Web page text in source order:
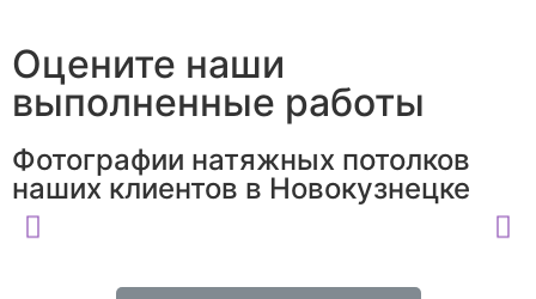
Оцените наши
выполненные работы
Фотографии натяжных потолков
наших клиентов в Новокузнецке